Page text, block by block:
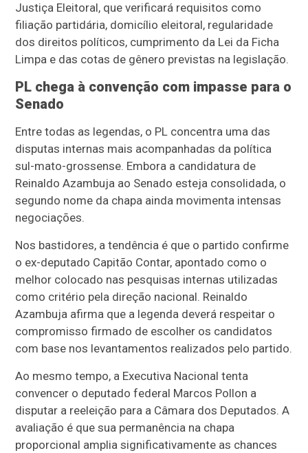
Justiça Eleitoral, que verificará requisitos como
filiação partidária, domicílio eleitoral, regularidade
dos direitos políticos, cumprimento da Lei da Ficha
Limpa e das cotas de gênero previstas na legislação.
PL chega à convenção com impasse para o
Senado
Entre todas as legendas, o PL concentra uma das
disputas internas mais acompanhadas da política
sul-mato-grossense. Embora a candidatura de
Reinaldo Azambuja ao Senado esteja consolidada, o
segundo nome da chapa ainda movimenta intensas
negociações.
Nos bastidores, a tendência é que o partido confirme
o ex-deputado Capitão Contar, apontado como o
melhor colocado nas pesquisas internas utilizadas
como critério pela direção nacional. Reinaldo
Azambuja afirma que a legenda deverá respeitar o
compromisso firmado de escolher os candidatos
com base nos levantamentos realizados pelo partido.
Ao mesmo tempo, a Executiva Nacional tenta
convencer o deputado federal Marcos Pollon a
disputar a reeleição para a Câmara dos Deputados. A
avaliação é que sua permanência na chapa
proporcional amplia significativamente as chances